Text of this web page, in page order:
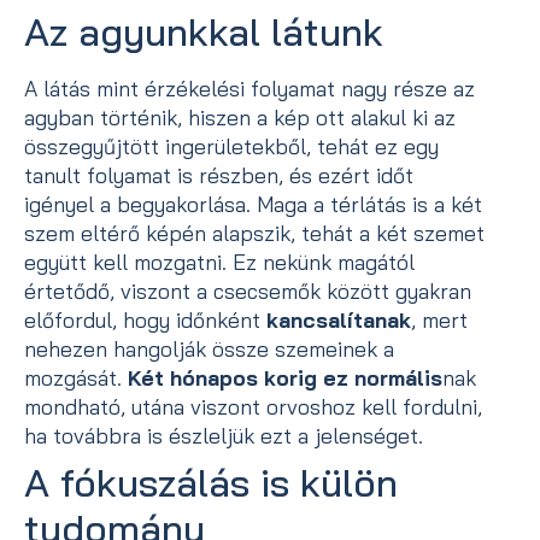
Az agyunkkal látunk
A látás mint érzékelési folyamat nagy része az
agyban történik, hiszen a kép ott alakul ki az
összegyűjtött ingerületekből, tehát ez egy
tanult folyamat is részben, és ezért időt
igényel a begyakorlása. Maga a térlátás is a két
szem eltérő képén alapszik, tehát a két szemet
együtt kell mozgatni. Ez nekünk magától
értetődő, viszont a csecsemők között gyakran
előfordul, hogy időnként kancsalítanak, mert
nehezen hangolják össze szemeinek a
mozgását. Két hónapos korig ez normálisnak
mondható, utána viszont orvoshoz kell fordulni,
ha továbbra is észleljük ezt a jelenséget.
A fókuszálás is külön
tudomány